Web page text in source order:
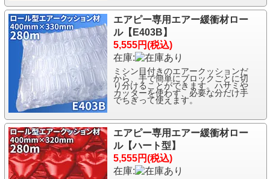
エアピー専用エアー緩衝材ロー
ル【E403B】
5,555円(税込)
在庫:
ミシン目付きのエアークッションだ
から、手で簡単にブロックごとに切
り分けることができます。ハサミや
カッターを使わず、必要な分だけ手
でちぎって使えます。
エアピー専用エアー緩衝材ロー
ル【ハート型】
5,555円(税込)
在庫: